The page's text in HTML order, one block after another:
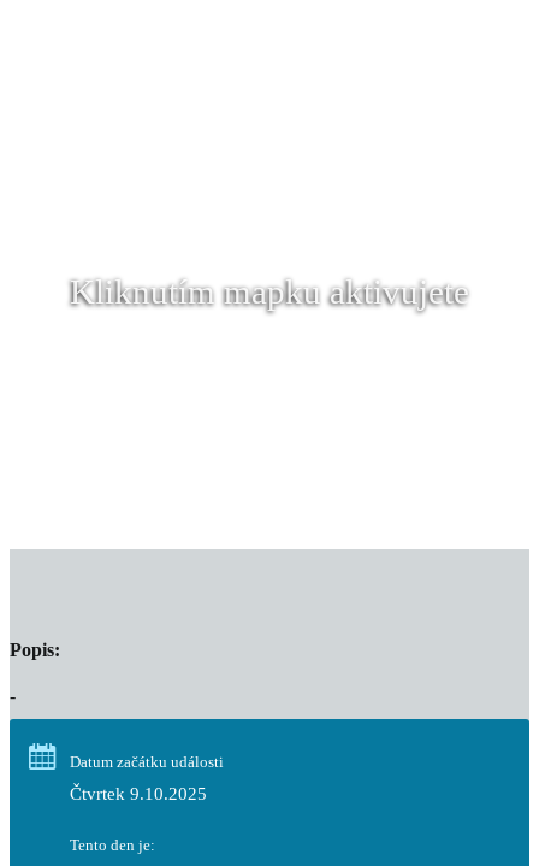
Kliknutím mapku aktivujete
Popis:
-
Datum začátku události
Čtvrtek 9.10.2025
Tento den je: